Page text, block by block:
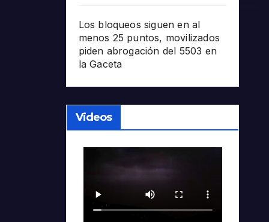
Los bloqueos siguen en al
menos 25 puntos, movilizados
piden abrogación del 5503 en
la Gaceta
Videos